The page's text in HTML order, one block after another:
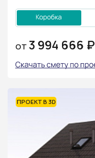
ОТ 3 994 666 ₽
ПРОЕКТ В 3D